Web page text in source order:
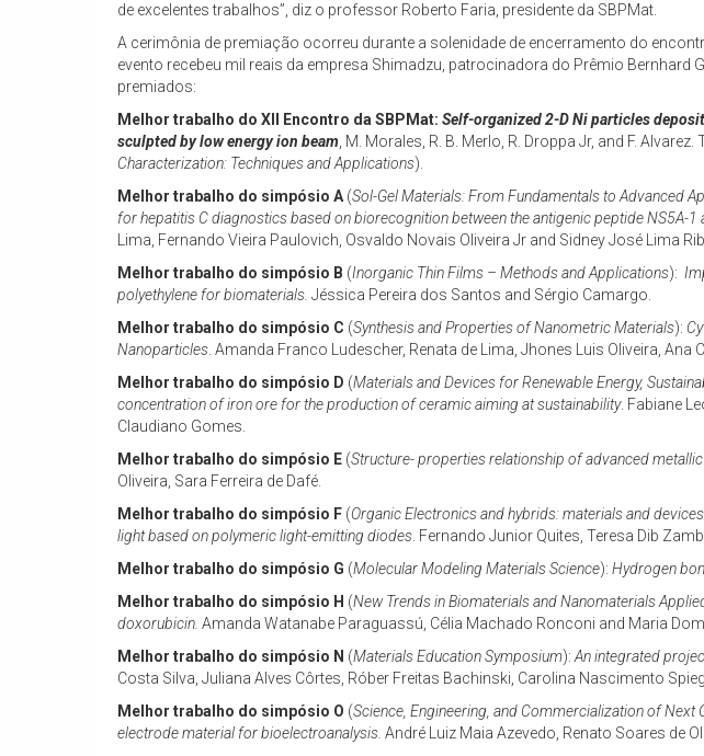
de excelentes trabalhos”, diz o professor Roberto Faria, presidente da SBPMat.
A cerimônia de premiação ocorreu durante a solenidade de encerramento do
evento recebeu mil reais da empresa Shimadzu, patrocinadora do Prêmio Bernhard
premiados:
Melhor trabalho do XII Encontro da SBPMat: Self-organized 2-D Ni particles
sculpted by low energy ion beam , M. Morales, R. B. Merlo, R. Droppa Jr, and F.
Characterization: Techniques and Applications).
Melhor trabalho do simpósio A (Sol-Gel Materials: From Fundamentals to Advanced
for hepatitis C diagnostics based on biorecognition between the antigenic peptide NS5A-1
Lima, Fernando Vieira Paulovich, Osvaldo Novais Oliveira Jr and Sidney José Lima
Melhor trabalho do simpósio B (Inorganic Thin Films – Methods and Applications):
polyethylene for biomaterials. Jéssica Pereira dos Santos and Sérgio Camargo.
Melhor trabalho do simpósio C (Synthesis and Properties of Nanometric Materials):
Nanoparticles . Amanda Franco Ludescher, Renata de Lima, Jhones Luis Oliveira,
Melhor trabalho do simpósio D (Materials and Devices for Renewable Energy,
concentration of iron ore for the production of ceramic aiming at sustainability. Fabiane
Claudiano Gomes.
Melhor trabalho do simpósio E (Structure- properties relationship of advanced
Oliveira, Sara Ferreira de Dafé.
Melhor trabalho do simpósio F (Organic Electronics and hybrids: materials and devices
light based on polymeric light-emitting diodes . Fernando Junior Quites, Teresa Dib
Melhor trabalho do simpósio G (Molecular Modeling Materials Science): Hydrogen
Melhor trabalho do simpósio H (New Trends in Biomaterials and Nanomaterials
doxorubicin. Amanda Watanabe Paraguassú, Célia Machado Ronconi and Maria
Melhor trabalho do simpósio N (Materials Education Symposium): An integrated
Costa Silva, Juliana Alves Côrtes, Róber Freitas Bachinski, Carolina Nascimento
Melhor trabalho do simpósio O (Science, Engineering, and Commercialization of
electrode material for bioelectroanalysis. André Luiz Maia Azevedo, Renato Soares de